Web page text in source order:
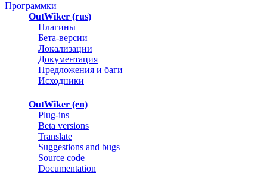
Программки
OutWiker (rus)
Плагины
Бета-версии
Локализации
Документация
Предложения и баги
Исходники
OutWiker (en)
Plug-ins
Beta versions
Translate
Suggestions and bugs
Source code
Documentation